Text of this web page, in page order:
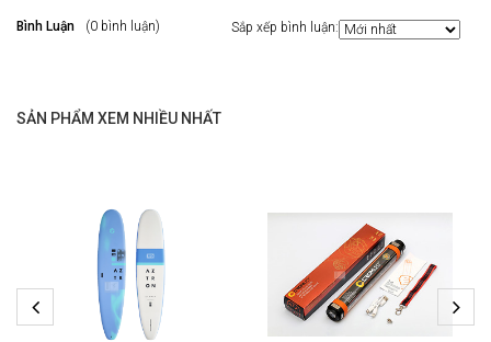
Bình Luận (0 bình luận) Sắp xếp bình luận:
SẢN PHẨM XEM NHIỀU NHẤT